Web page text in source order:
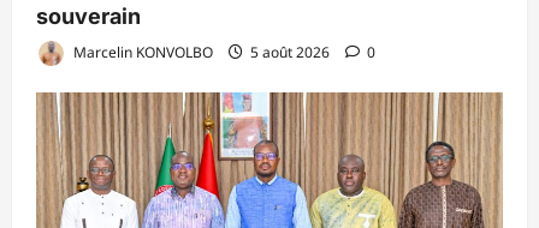
souverain
Marcelin KONVOLBO 5 août 2026 0